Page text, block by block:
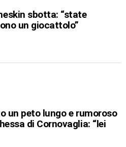
sbotta: “state
un giocattolo”
un peto lungo e rumoroso
di Cornovaglia: “lei